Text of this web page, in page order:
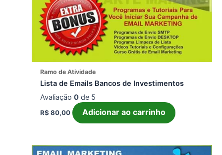
Ramo de Atividade
Lista de Emails Bancos de Investimentos
Avaliação0 de 5
R$ 80,00 Adicionar ao carrinho